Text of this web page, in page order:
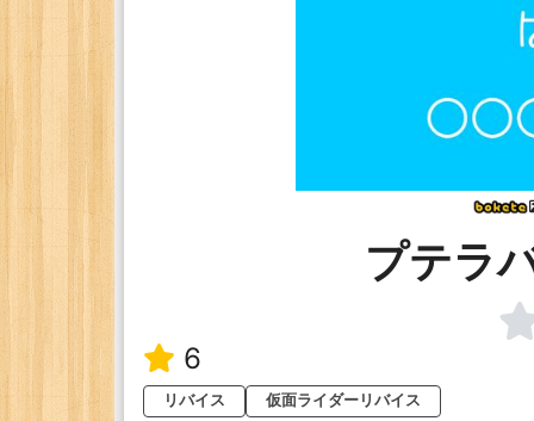
プテラ
6
リバイス 仮面ライダーリバイス